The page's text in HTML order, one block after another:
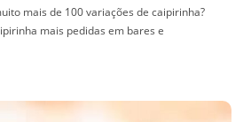
mais de 100 variações de caipirinha?
mais pedidas em bares e